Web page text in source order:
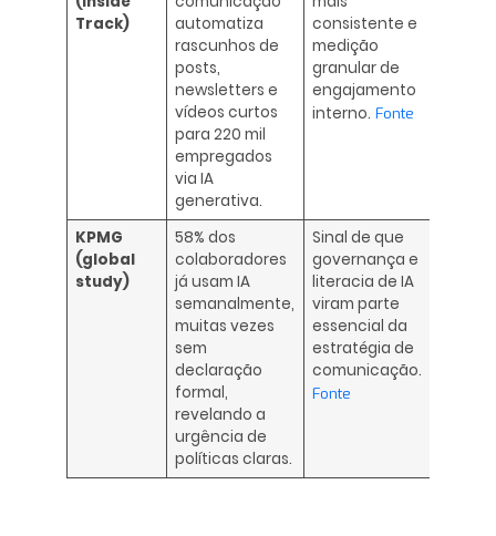
Track)
automatiza
rascunhos de
posts,
newsletters e
vídeos curtos
para 220 mil
empregados
via IA
generativa.
consistente e
medição
granular de
engajamento
interno. Fonte
KPMG
(global
study)
58% dos
colaboradores
já usam IA
semanalmente,
muitas vezes
sem
declaração
formal,
revelando a
urgência de
políticas claras.
Sinal de que
governança e
literacia de IA
viram parte
essencial da
estratégia de
comunicação.
Fonte